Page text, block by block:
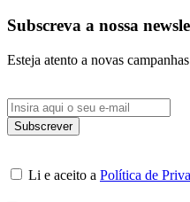
Subscreva a nossa
Esteja atento a novas
Li e aceito a Política de